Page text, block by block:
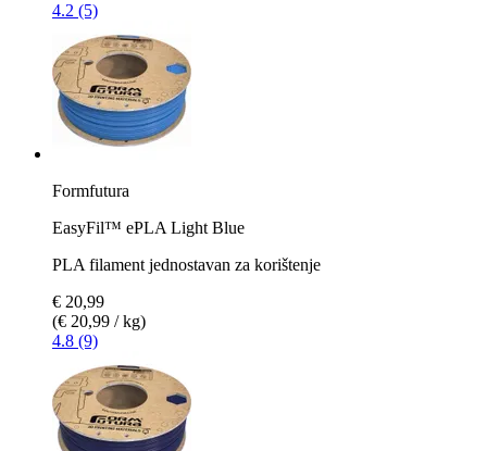
4.2 (5)
Formfutura
EasyFil™ ePLA Light Blue
PLA filament jednostavan za korištenje
€ 20,99
(€ 20,99 / kg)
4.8 (9)